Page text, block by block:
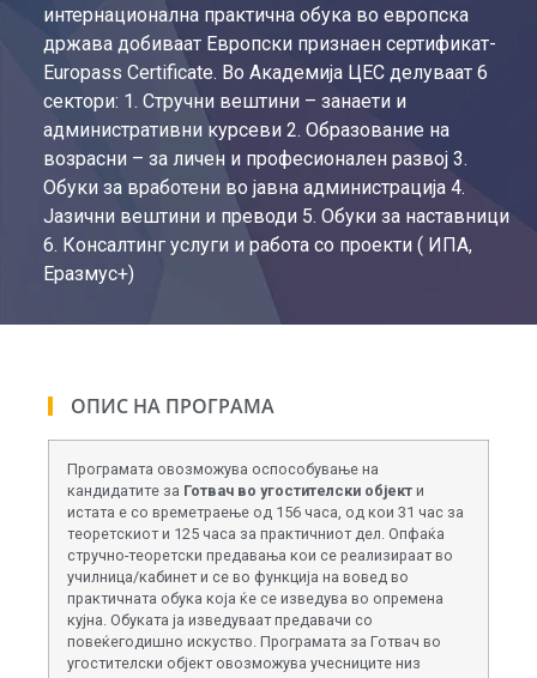
интернационална практична обука во европска
држава добиваат Европски признаен сертификат-
Europass Certificate. Во Академија ЦЕС делуваат 6
сектори: 1. Стручни вештини – занаети и
административни курсеви 2. Образование на
возрасни – за личен и професионален развој 3.
Обуки за вработени во јавна администрација 4.
Јазични вештини и преводи 5. Обуки за наставници
6. Консалтинг услуги и работа со проекти ( ИПА,
Еразмус+)
ОПИС НА ПРОГРАМА
Програмата овозможува оспособување на
кандидатите за Готвач во угостителски објект и
истата е со времетраење од 156 часа, од кои 31 час за
теоретскиот и 125 часа за практичниот дел. Опфаќа
стручно-теоретски предавања кои се реализираат во
училница/кабинет и се во функција на вовед во
практичната обука која ќе се изведува во опремена
кујна. Oбуката ја изведуваат предавачи со
повеќегодишно искуство. Програмата за Готвач во
угостителски објект овозможува учесниците низ